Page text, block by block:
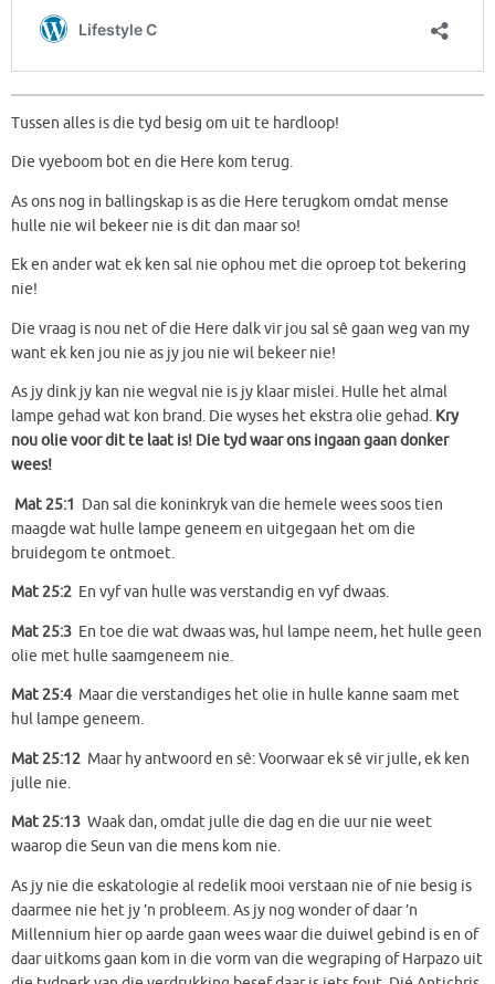
Tussen alles is die tyd besig om uit te hardloop!
Die vyeboom bot en die Here kom terug.
As ons nog in ballingskap is as die Here terugkom omdat mense
hulle nie wil bekeer nie is dit dan maar so!
Ek en ander wat ek ken sal nie ophou met die oproep tot bekering
nie!
Die vraag is nou net of die Here dalk vir jou sal sê gaan weg van my
want ek ken jou nie as jy jou nie wil bekeer nie!
As jy dink jy kan nie wegval nie is jy klaar mislei. Hulle het almal
lampe gehad wat kon brand. Die wyses het ekstra olie gehad. Kry
nou olie voor dit te laat is! Die tyd waar ons ingaan gaan donker
wees!
Mat 25:1 Dan sal die koninkryk van die hemele wees soos tien
maagde wat hulle lampe geneem en uitgegaan het om die
bruidegom te ontmoet.
Mat 25:2 En vyf van hulle was verstandig en vyf dwaas.
Mat 25:3 En toe die wat dwaas was, hul lampe neem, het hulle geen
olie met hulle saamgeneem nie.
Mat 25:4 Maar die verstandiges het olie in hulle kanne saam met
hul lampe geneem.
Mat 25:12 Maar hy antwoord en sê: Voorwaar ek sê vir julle, ek ken
julle nie.
Mat 25:13 Waak dan, omdat julle die dag en die uur nie weet
waarop die Seun van die mens kom nie.
As jy nie die eskatologie al redelik mooi verstaan nie of nie besig is
daarmee nie het jy ’n probleem. As jy nog wonder of daar ’n
Millennium hier op aarde gaan wees waar die duiwel gebind is en of
daar uitkoms gaan kom in die vorm van die wegraping of Harpazo uit